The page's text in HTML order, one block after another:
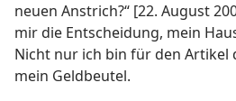
neuen Anstrich?“ [22. August
mir die Entscheidung, mein
Nicht nur ich bin für den Artikel
mein Geldbeutel.